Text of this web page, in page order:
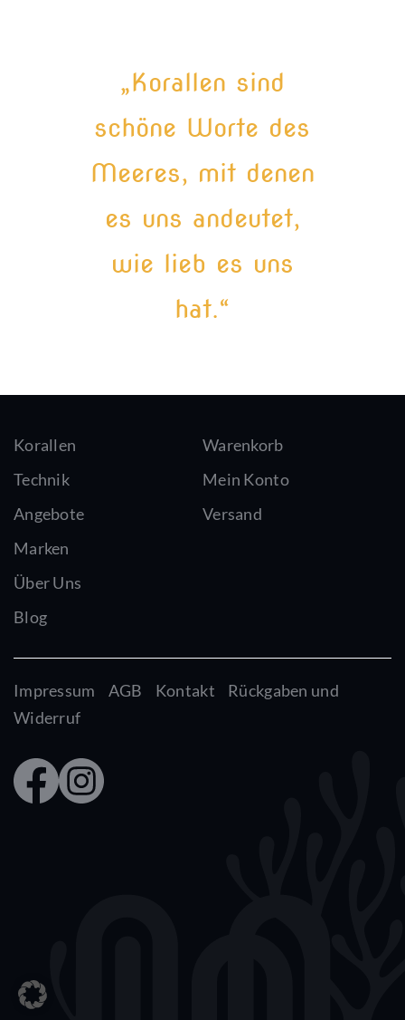
„Korallen sind
schöne Worte des
Meeres, mit denen
es uns andeutet,
wie lieb es uns
hat.“
Korallen
Technik
Angebote
Marken
Über Uns
Blog
Warenkorb
Mein Konto
Versand
Impressum AGB Kontakt
Rückgaben und
Widerruf
Faceb
ook
Insta
gram